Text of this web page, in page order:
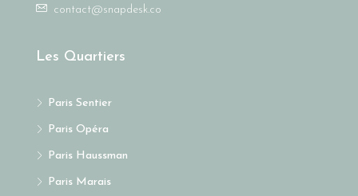
contact@snapdesk.co
Les Quartiers
Paris Sentier
Paris Opéra
Paris Haussman
Paris Marais